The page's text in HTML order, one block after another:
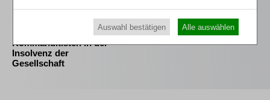
Kommanditisten in der
Insolvenz der
Gesellschaft
Auswahl bestätigen Alle auswählen